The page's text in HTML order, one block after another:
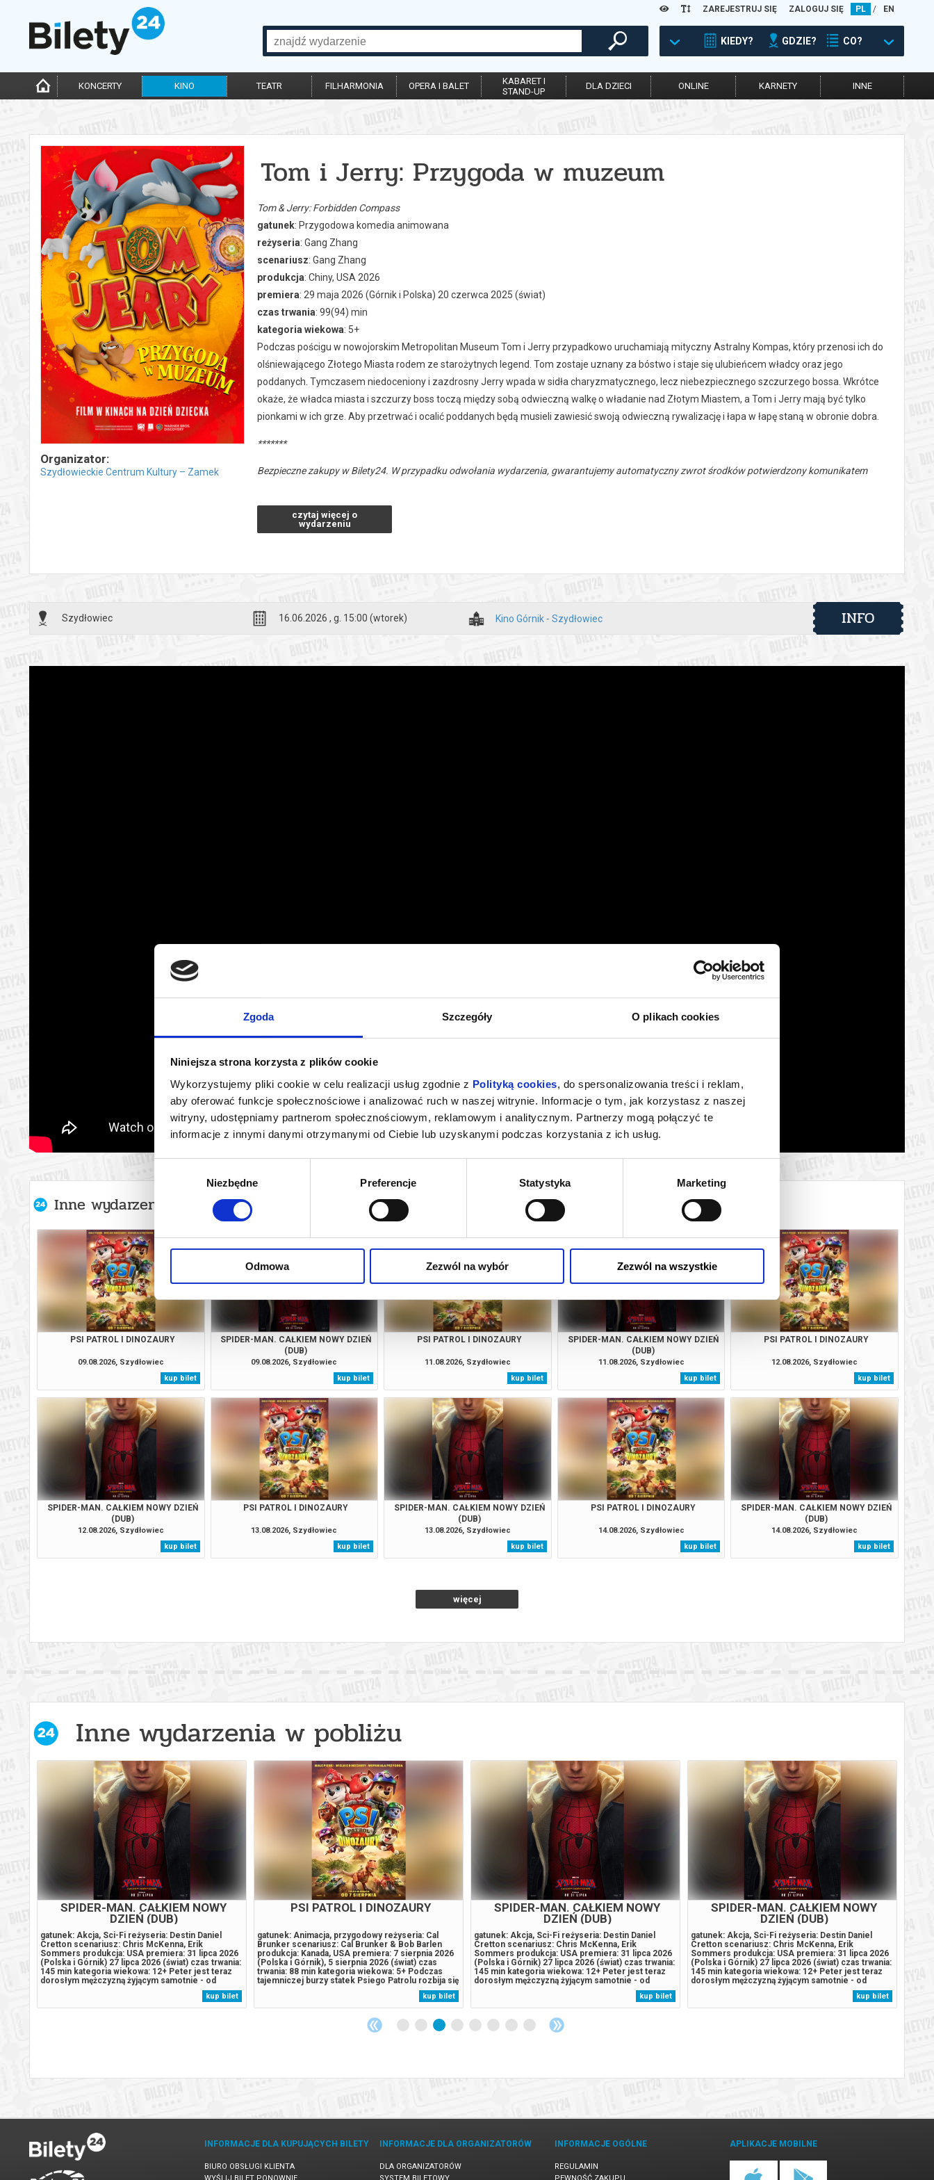
Zgoda Szczegóły O plikach cookies
Niniejsza strona korzysta z plików cookie
Wykorzystujemy pliki cookie w celu realizacji usług zgodnie z Polityką cookies, do spersonalizowania treści i reklam,
aby oferować funkcje społecznościowe i analizować ruch w naszej witrynie. Informacje o tym, jak korzystasz z naszej
witryny, udostępniamy partnerom społecznościowym, reklamowym i analitycznym. Partnerzy mogą połączyć te
informacje z innymi danymi otrzymanymi od Ciebie lub uzyskanymi podczas korzystania z ich usług.
zgody
Niezbędne Preferencje Statystyka Marketing
Odmowa Zezwól na wybór Zezwól na wszystkie
ZAREJESTRUJ SIĘ ZALOGUJ SIĘ PL / EN
KIEDY? GDZIE? CO?
KONCERTY KINO TEATR FILHARMONIA OPERA I BALET
KABARET I
STAND-UP
DLA DZIECI ONLINE KARNETY INNE
Organizator:
Szydłowieckie Centrum Kultury – Zamek
Tom i Jerry: Przygoda w muzeum
Tom & Jerry: Forbidden Compass
gatunek: Przygodowa komedia animowana
reżyseria: Gang Zhang
scenariusz: Gang Zhang
produkcja: Chiny, USA 2026
premiera: 29 maja 2026 (Górnik i Polska) 20 czerwca 2025 (świat)
czas trwania: 99(94) min
kategoria wiekowa: 5+
Podczas pościgu w nowojorskim Metropolitan Museum Tom i Jerry przypadkowo uruchamiają mityczny Astralny Kompas, który przenosi ich do
olśniewającego Złotego Miasta rodem ze starożytnych legend. Tom zostaje uznany za bóstwo i staje się ulubieńcem władcy oraz jego
poddanych. Tymczasem niedoceniony i zazdrosny Jerry wpada w sidła charyzmatycznego, lecz niebezpiecznego szczurzego bossa. Wkrótce
okaże, że władca miasta i szczurzy boss toczą między sobą odwieczną walkę o władanie nad Złotym Miastem, a Tom i Jerry mają być tylko
pionkami w ich grze. Aby przetrwać i ocalić poddanych będą musieli zawiesić swoją odwieczną rywalizację i łapa w łapę staną w obronie dobra.
*******
Bezpieczne zakupy w Bilety24. W przypadku odwołania wydarzenia, gwarantujemy automatyczny zwrot środków potwierdzony komunikatem
czytaj więcej o
wydarzeniu
Szydłowiec 16.06.2026 , g. 15:00 (wtorek) Kino Górnik - Szydłowiec INFO
Inne wydarzenia organizatora
PSI PATROL I DINOZAURY
09.08.2026, Szydłowiec
kup bilet
SPIDER-MAN. CAŁKIEM NOWY DZIEŃ
(DUB)
09.08.2026, Szydłowiec
kup bilet
PSI PATROL I DINOZAURY
11.08.2026, Szydłowiec
kup bilet
SPIDER-MAN. CAŁKIEM NOWY DZIEŃ
(DUB)
11.08.2026, Szydłowiec
kup bilet
PSI PATROL I DINOZAURY
12.08.2026, Szydłowiec
kup bilet
SPIDER-MAN. CAŁKIEM NOWY DZIEŃ
(DUB)
12.08.2026, Szydłowiec
kup bilet
PSI PATROL I DINOZAURY
13.08.2026, Szydłowiec
kup bilet
SPIDER-MAN. CAŁKIEM NOWY DZIEŃ
(DUB)
13.08.2026, Szydłowiec
kup bilet
PSI PATROL I DINOZAURY
14.08.2026, Szydłowiec
kup bilet
SPIDER-MAN. CAŁKIEM NOWY DZIEŃ
(DUB)
14.08.2026, Szydłowiec
kup bilet
więcej
Inne wydarzenia w pobliżu
SPIDER-MAN. CAŁKIEM NOWY
DZIEŃ (DUB)
gatunek: Akcja, Sci-Fi reżyseria: Destin Daniel
Cretton scenariusz: Chris McKenna, Erik
Sommers produkcja: USA premiera: 31 lipca 2026
(Polska i Górnik) 27 lipca 2026 (świat) czas trwania:
145 min kategoria wiekowa: 12+ Peter jest teraz
dorosłym mężczyzną żyjącym samotnie - od
czasu, gdy z własnej woli wymazał się z życia i
przestępczością w Nowym Jorku, który...
kup bilet
PSI PATROL I DINOZAURY
gatunek: Animacja, przygodowy reżyseria: Cal
Brunker scenariusz: Cal Brunker & Bob Barlen
produkcja: Kanada, USA premiera: 7 sierpnia 2026
(Polska i Górnik), 5 sierpnia 2026 (świat) czas
trwania: 88 min kategoria wiekowa: 5+ Podczas
tajemniczej burzy statek Psiego Patrolu rozbija się
na pełnej dinozaurów tropikalnej wyspie.
Bohaterowie spotykają tam Reksa, szczeniaka,
który utknął w tym miejscu...
kup bilet
SPIDER-MAN. CAŁKIEM NOWY
DZIEŃ (DUB)
gatunek: Akcja, Sci-Fi reżyseria: Destin Daniel
Cretton scenariusz: Chris McKenna, Erik
Sommers produkcja: USA premiera: 31 lipca 2026
(Polska i Górnik) 27 lipca 2026 (świat) czas trwania:
145 min kategoria wiekowa: 12+ Peter jest teraz
dorosłym mężczyzną żyjącym samotnie - od
czasu, gdy z własnej woli wymazał się z życia i
przestępczością w Nowym Jorku, który...
kup bilet
SPIDER-MAN. CAŁKIEM NOWY
DZIEŃ (DUB)
gatunek: Akcja, Sci-Fi reżyseria: Destin Daniel
Cretton scenariusz: Chris McKenna, Erik
Sommers produkcja: USA premiera: 31 lipca 2026
(Polska i Górnik) 27 lipca 2026 (świat) czas trwania:
145 min kategoria wiekowa: 12+ Peter jest teraz
dorosłym mężczyzną żyjącym samotnie - od
czasu, gdy z własnej woli wymazał się z życia i
przestępczością w Nowym Jorku, który...
kup bilet
INFORMACJE DLA KUPUJĄCYCH BILETY
BIURO OBSŁUGI KLIENTA
INFORMACJE DLA ORGANIZATORÓW
DLA ORGANIZATORÓW
INFORMACJE OGÓLNE
REGULAMIN
APLIKACJE MOBILNE